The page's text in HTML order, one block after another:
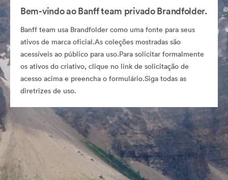
Bem-vindo ao Banff team privado Brandfolder.
Banff team usa Brandfolder como uma fonte para seus
ativos de marca oficial.As coleções mostradas são
acessíveis ao público para uso.Para solicitar formalmente
os ativos do criativo, clique no link de solicitação de
acesso acima e preencha o formulário.Siga todas as
diretrizes de uso.